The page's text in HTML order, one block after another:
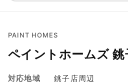
PAINT HOMES
ペイントホームズ 銚
対応地域
銚子店周辺